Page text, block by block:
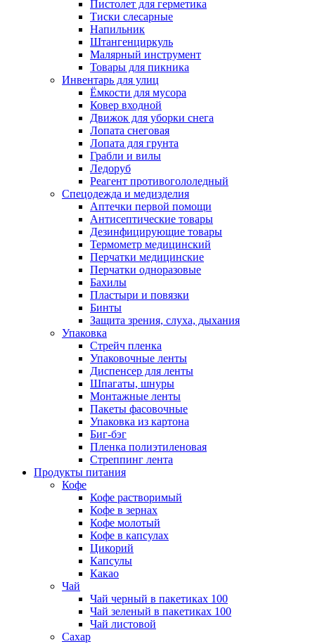
Пистолет для герметика
Тиски слесарные
Напильник
Штангенциркуль
Малярный инструмент
Товары для пикника
Инвентарь для улиц
Ёмкости для мусора
Ковер входной
Движок для уборки снега
Лопата снеговая
Лопата для грунта
Грабли и вилы
Ледоруб
Реагент противогололедный
Спецодежда и медизделия
Аптечки первой помощи
Антисептические товары
Дезинфицирующие товары
Термометр медицинский
Перчатки медицинские
Перчатки одноразовые
Бахилы
Пластыри и повязки
Бинты
Защита зрения, слуха, дыхания
Упаковка
Стрейч пленка
Упаковочные ленты
Диспенсер для ленты
Шпагаты, шнуры
Монтажные ленты
Пакеты фасовочные
Упаковка из картона
Биг-бэг
Пленка полиэтиленовая
Стреппинг лента
Продукты питания
Кофе
Кофе растворимый
Кофе в зернах
Кофе молотый
Кофе в капсулах
Цикорий
Капсулы
Какао
Чай
Чай черный в пакетиках 100
Чай зеленый в пакетиках 100
Чай листовой
Сахар